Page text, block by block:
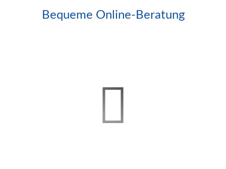
Bequeme Online-Beratung